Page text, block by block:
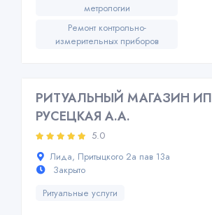
метрологии
Ремонт контрольно-
измерительных приборов
РИТУАЛЬНЫЙ МАГАЗИН ИП
РУСЕЦКАЯ А.А.
5.0
Лида, Притыцкого 2а пав 13а
Закрыто
Ритуальные услуги